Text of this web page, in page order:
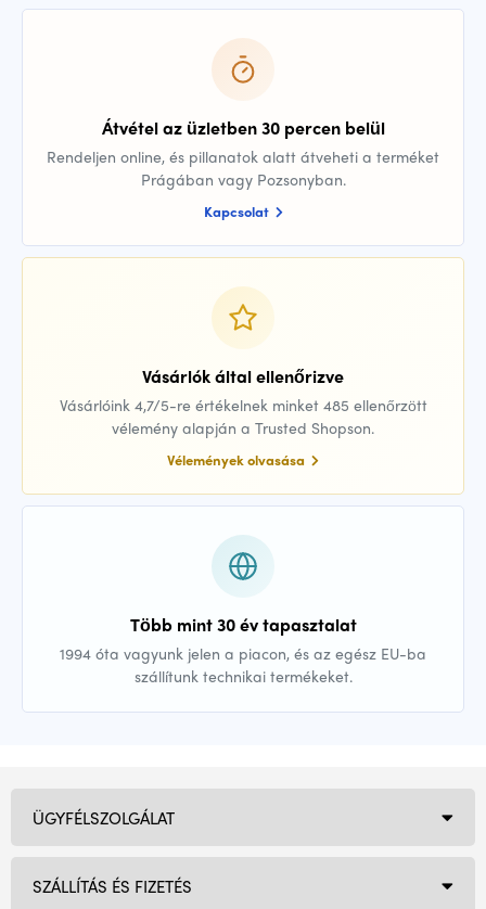
Átvétel az üzletben 30 percen belül
Rendeljen online, és pillanatok alatt átveheti a terméket
Prágában vagy Pozsonyban.
Kapcsolat
Vásárlók által ellenőrizve
Vásárlóink 4,7/5-re értékelnek minket 485 ellenőrzött
vélemény alapján a Trusted Shopson.
Vélemények olvasása
Több mint 30 év tapasztalat
1994 óta vagyunk jelen a piacon, és az egész EU-ba
szállítunk technikai termékeket.
ÜGYFÉLSZOLGÁLAT
SZÁLLÍTÁS ÉS FIZETÉS